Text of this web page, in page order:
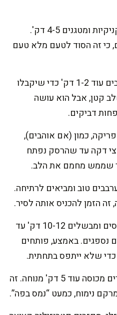
מוסיפים את פרוסות הנקניקיות ומטגנים 4-5 דק'.
כי זה הסוד לטעם מלא טעם
מוסיפים פתיתים ומערבבים עוד 1-2 דק' כדי שיקבלו
קטן, אבל הוא עושה
דביקים.
כמון (אם אוהבים),
דקה עד שהרסק נפתח
שממש מחמם את הלב.
טוב ומביאים לרתיחה.
הזמן להכניס אותה לסיר.
מנמיכים לאש נמוכה, מכסים ומבשלים 10-12 דק' עד
נספגים. באמצע, פותחים
כדי שלא ייתפס בתחתית.
מכבים את האש ומשאירים מכוסה עוד 5 דק' מנוחה. זה
נימוח, כמעט “נמס בפה”.